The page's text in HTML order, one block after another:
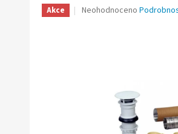
Akce
Průměrné
hvězdiček.
Neohodnoceno